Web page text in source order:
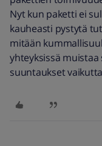
Nyt kun paketti ei
kauheasti pystytä
mitään
yhteyksissä
suuntaukset